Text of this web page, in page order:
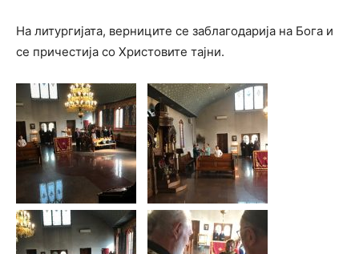
На литургијата, верниците се заблагодарија на Бога и
се причестија со Христовите тајни.